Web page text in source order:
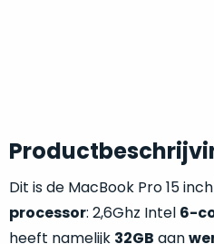
Dit is de MacBook Pro 15
processor: 2,6Ghz Intel 6-
heeft namelijk 32GB aan